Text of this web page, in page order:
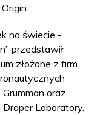
na świecie -
przedstawił
złożone z firm
oraz
Laboratory.